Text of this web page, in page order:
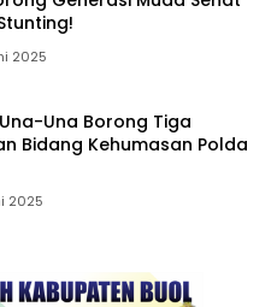
2025
Una Borong Tiga
Bidang Kehumasan Polda
2025